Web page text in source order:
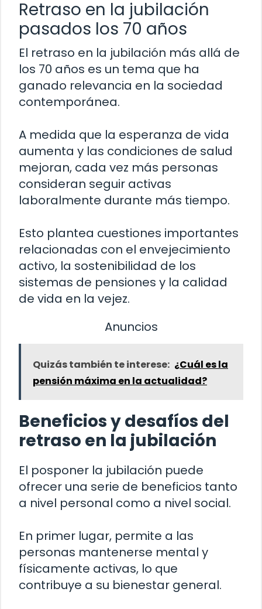
Retraso en la jubilación
pasados los 70 años
El retraso en la jubilación más allá de
los 70 años es un tema que ha
ganado relevancia en la sociedad
contemporánea.
A medida que la esperanza de vida
aumenta y las condiciones de salud
mejoran, cada vez más personas
consideran seguir activas
laboralmente durante más tiempo.
Esto plantea cuestiones importantes
relacionadas con el envejecimiento
activo, la sostenibilidad de los
sistemas de pensiones y la calidad
de vida en la vejez.
Anuncios
Quizás también te interese: ¿Cuál es la
pensión máxima en la actualidad?
Beneficios y desafíos del
retraso en la jubilación
El posponer la jubilación puede
ofrecer una serie de beneficios tanto
a nivel personal como a nivel social.
En primer lugar, permite a las
personas mantenerse mental y
físicamente activas, lo que
contribuye a su bienestar general.